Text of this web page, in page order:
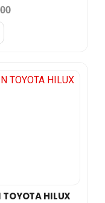
TOYOTA HILUX